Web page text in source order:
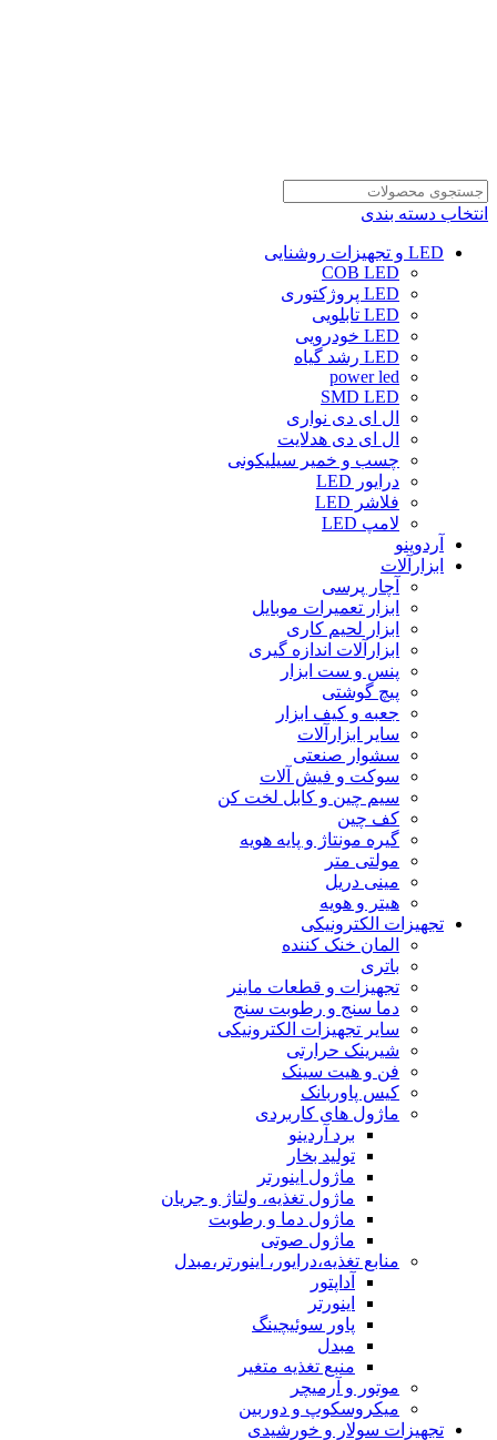
انتخاب دسته بندی
LED و تجهیزات روشنایی
COB LED
LED پروژکتوری
LED تابلویی
LED خودرویی
LED رشد گیاه
power led
SMD LED
ال ای دی نواری
ال ای دی هدلایت
چسب و خمیر سیلیکونی
درایور LED
فلاشر LED
لامپ LED
آردوینو
ابزارآلات
آچار پرسی
ابزار تعمیرات موبایل
ابزار لحیم کاری
ابزارآلات اندازه گیری
پنس و ست ابزار
پیچ گوشتی
جعبه و کیف ابزار
سایر ابزارآلات
سشوار صنعتی
سوکت و فیش آلات
سیم چین و کابل لخت کن
کف چین
گیره مونتاژ و پایه هویه
مولتی متر
مینی دریل
هیتر و هویه
تجهیزات الکترونیکی
المان خنک کننده
باتری
تجهیزات و قطعات ماینر
دما سنج و رطوبت سنج
سایر تجهیزات الکترونیکی
شیرینک حرارتی
فن و هیت سینک
کیس پاوربانک
ماژول های کاربردی
برد آردینو
تولید بخار
ماژول اینورتر
ماژول تغذیه، ولتاژ و جریان
ماژول دما و رطوبت
ماژول صوتی
منابع تغذیه،درایور، اینورتر،مبدل
آداپتور
اینورتر
پاور سوئیچینگ
مبدل
منبع تغذیه متغیر
موتور و آرمیچر
میکروسکوپ و دوربین
تجهیزات سولار و خورشیدی